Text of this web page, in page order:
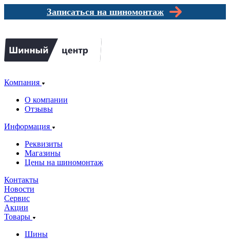
Записаться на шиномонтаж
Компания
О компании
Отзывы
Информация
Реквизиты
Магазины
Цены на шиномонтаж
Контакты
Новости
Сервис
Акции
Товары
Шины